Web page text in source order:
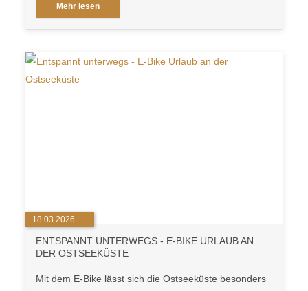
Mehr lesen
18.03.2026
ENTSPANNT UNTERWEGS - E-BIKE URLAUB AN
DER OSTSEEKÜSTE
Mit dem E-Bike lässt sich die Ostseeküste besonders